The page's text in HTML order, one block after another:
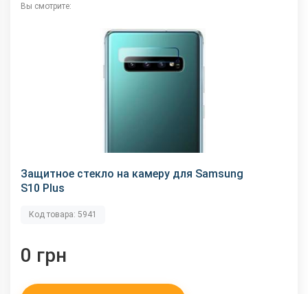
Вы смотрите:
Защитное стекло на камеру для Samsung
S10 Plus
Код товара: 5941
0 грн